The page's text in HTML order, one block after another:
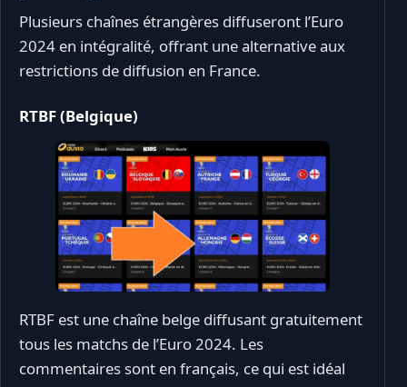
Plusieurs chaînes étrangères diffuseront l’Euro
2024 en intégralité, offrant une alternative aux
restrictions de diffusion en France.
RTBF (Belgique)
RTBF est une chaîne belge diffusant gratuitement
tous les matchs de l’Euro 2024. Les
commentaires sont en français, ce qui est idéal